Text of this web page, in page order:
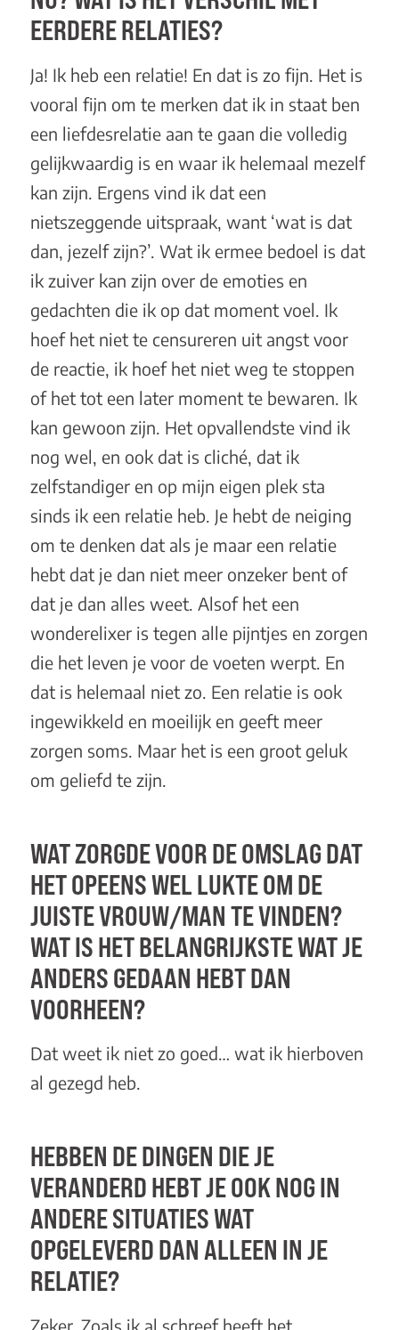
EERDERE RELATIES?
Ja! Ik heb een relatie! En dat is zo fijn. Het is
vooral fijn om te merken dat ik in staat ben
een liefdesrelatie aan te gaan die volledig
gelijkwaardig is en waar ik helemaal mezelf
kan zijn. Ergens vind ik dat een
nietszeggende uitspraak, want ‘wat is dat
dan, jezelf zijn?’. Wat ik ermee bedoel is dat
ik zuiver kan zijn over de emoties en
gedachten die ik op dat moment voel. Ik
hoef het niet te censureren uit angst voor
de reactie, ik hoef het niet weg te stoppen
of het tot een later moment te bewaren. Ik
kan gewoon zijn. Het opvallendste vind ik
nog wel, en ook dat is cliché, dat ik
zelfstandiger en op mijn eigen plek sta
sinds ik een relatie heb. Je hebt de neiging
om te denken dat als je maar een relatie
hebt dat je dan niet meer onzeker bent of
dat je dan alles weet. Alsof het een
wonderelixer is tegen alle pijntjes en zorgen
die het leven je voor de voeten werpt. En
dat is helemaal niet zo. Een relatie is ook
ingewikkeld en moeilijk en geeft meer
zorgen soms. Maar het is een groot geluk
om geliefd te zijn.
WAT ZORGDE VOOR DE OMSLAG DAT
HET OPEENS WEL LUKTE OM DE
JUISTE VROUW/MAN TE VINDEN?
WAT IS HET BELANGRIJKSTE WAT JE
ANDERS GEDAAN HEBT DAN
VOORHEEN?
Dat weet ik niet zo goed… wat ik hierboven
al gezegd heb.
HEBBEN DE DINGEN DIE JE
VERANDERD HEBT JE OOK NOG IN
ANDERE SITUATIES WAT
OPGELEVERD DAN ALLEEN IN JE
RELATIE?
Zeker. Zoals ik al schreef heeft het